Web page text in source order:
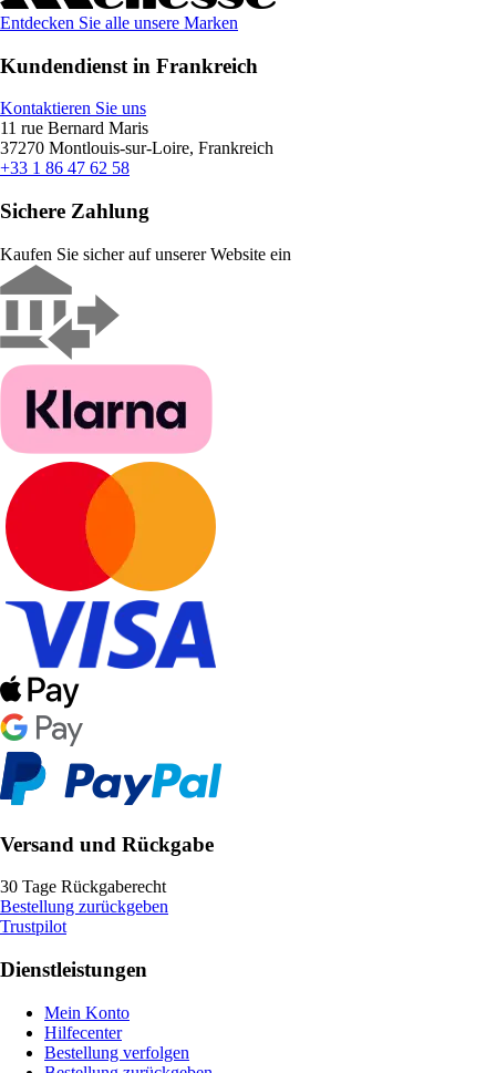
Entdecken Sie alle unsere Marken
Kundendienst in Frankreich
Kontaktieren Sie uns
11 rue Bernard Maris
37270 Montlouis-sur-Loire, Frankreich
+33 1 86 47 62 58
Sichere Zahlung
Kaufen Sie sicher auf unserer Website ein
Versand und Rückgabe
30 Tage Rückgaberecht
Bestellung zurückgeben
Trustpilot
Dienstleistungen
Mein Konto
Hilfecenter
Bestellung verfolgen